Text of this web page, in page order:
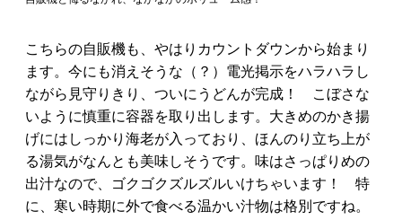
こちらの自販機も、やはりカウントダウンから始まり
ます。今にも消えそうな（？）電光掲示をハラハラし
ながら見守りきり、ついにうどんが完成！ こぼさな
いように慎重に容器を取り出します。大きめのかき揚
げにはしっかり海老が入っており、ほんのり立ち上が
る湯気がなんとも美味しそうです。味はさっぱりめの
出汁なので、ゴクゴクズルズルいけちゃいます！ 特
に、寒い時期に外で食べる温かい汁物は格別ですね。